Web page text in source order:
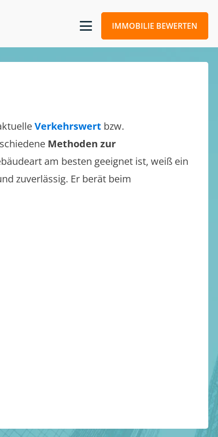
IMMOBILIE BEWERTEN
Verkehrswert bzw.
Methoden zur
am besten geeignet ist, weiß ein
zuverlässig. Er berät beim